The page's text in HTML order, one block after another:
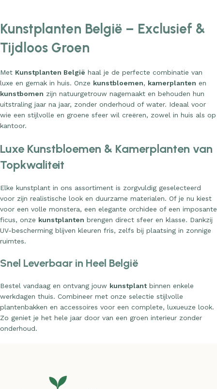
Kunstplanten België – Exclusief &
Tijdloos Groen
Met Kunstplanten België haal je de perfecte combinatie van
luxe en gemak in huis. Onze kunstbloemen, kamerplanten en
kunstbomen zijn natuurgetrouw nagemaakt en behouden hun
uitstraling jaar na jaar, zonder onderhoud of water. Ideaal voor
wie een stijlvolle en groene sfeer wil creëren, zowel in huis als op
kantoor.
Luxe Kunstbloemen & Kamerplanten van
Topkwaliteit
Elke kunstplant in ons assortiment is zorgvuldig geselecteerd
voor zijn realistische look en duurzame materialen. Of je nu kiest
voor een volle monstera, een elegante orchidee of een imposante
ficus, onze kunstplanten brengen direct sfeer en klasse. Dankzij
UV-bescherming blijven kleuren fris, zelfs bij plaatsing in zonnige
ruimtes.
Snel Leverbaar in Heel België
Bestel vandaag en ontvang jouw kunstplantbinnen enkele
werkdagen thuis. Combineer met onze selectie stijlvolle
plantenbakken en accessoires voor een complete, luxueuze look.
Zo geniet je het hele jaar door van een groen interieur zonder
onderhoud.